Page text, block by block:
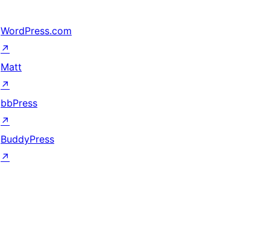
WordPress.com
↗
Matt
↗
bbPress
↗
BuddyPress
↗